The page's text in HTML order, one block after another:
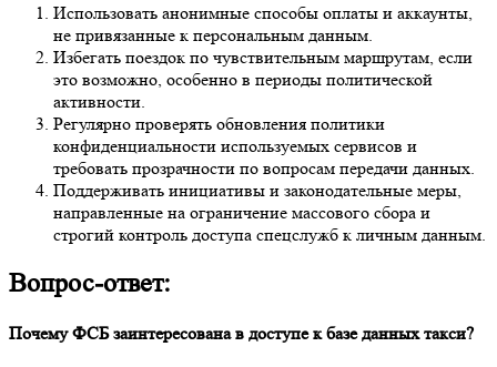
Использовать анонимные способы оплаты и аккаунты,
не привязанные к персональным данным.
Избегать поездок по чувствительным маршрутам, если
это возможно, особенно в периоды политической
активности.
Регулярно проверять обновления политики
конфиденциальности используемых сервисов и
требовать прозрачности по вопросам передачи данных.
Поддерживать инициативы и законодательные меры,
направленные на ограничение массового сбора и
строгий контроль доступа спецслужб к личным данным.
Вопрос-ответ:
Почему ФСБ заинтересована в доступе к базе данных такси?